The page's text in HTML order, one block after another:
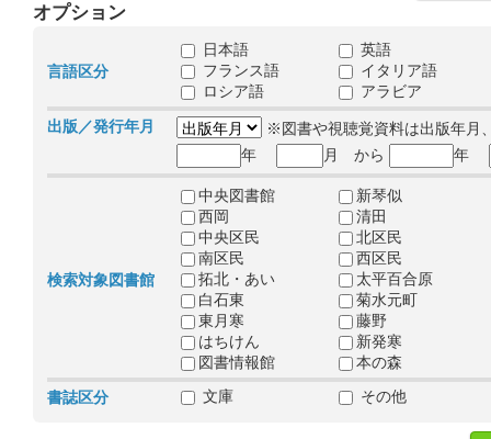
オプション
言語区分
日本語
英語
フランス語
イタリア語
ロシア語
アラビア
出版／発行年月
※図書や視聴覚資料は出版年月
年
月 から 年
検索対象図書館
中央図書館
新琴似
西岡
清田
中央区民
北区民
南区民
西区民
拓北・あい
太平百合原
白石東
菊水元町
東月寒
藤野
はちけん
新発寒
図書情報館
本の森
書誌区分
文庫 その他